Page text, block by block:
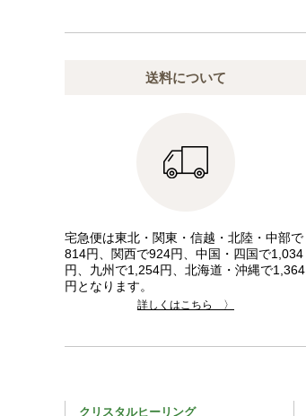
送料について
宅急便は東北・関東・信越・北陸・中部で
814円、関西で924円、中国・四国で1,034
円、九州で1,254円、北海道・沖縄で1,364
円となります。
詳しくはこちら 〉
クリスタルヒーリング